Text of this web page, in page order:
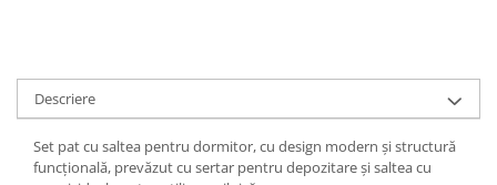
Descriere
Set pat cu saltea pentru dormitor, cu design modern și structură
funcțională, prevăzut cu sertar pentru depozitare și saltea cu